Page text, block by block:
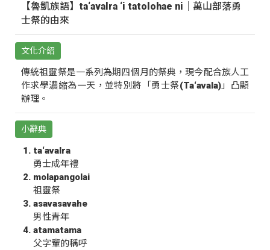
【魯凱族語】ta‘avalra ‘i tatolohae ni｜萬山部落勇
士祭的由來
文化介紹
傳統祖靈祭是一系列為期四個月的祭典，現今配合族人工
作求學濃縮為一天，並特別將「勇士祭(Ta‘avala)」凸顯
辦理。
小辭典
ta‘avalra
勇士成年禮
molapangolai
祖靈祭
asavasavahe
男性青年
atamatama
父字輩的稱呼